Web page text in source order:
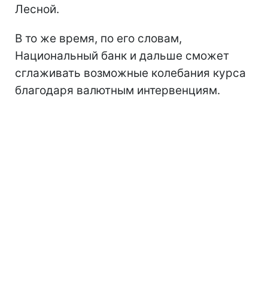
Лесной.
В то же время, по его словам,
Национальный банк и дальше сможет
сглаживать возможные колебания курса
благодаря валютным интервенциям.